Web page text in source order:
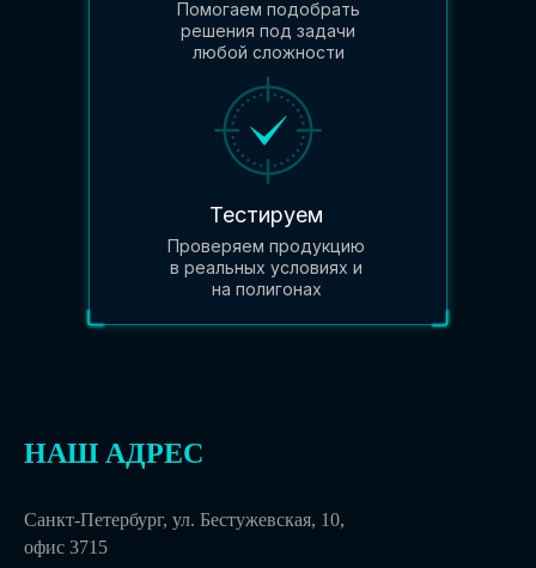
Помогаем подобрать
решения под задачи
любой сложности
Тестируем
Проверяем продукцию
в реальных условиях и
на полигонах
НАШ АДРЕС
Санкт-Петербург, ул. Бестужевская, 10,
офис 3715